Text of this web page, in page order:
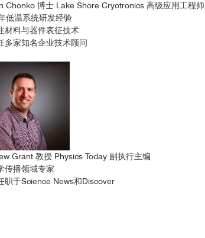
Chonko 博士 Lake Shore Cryotronics 高级应用工程师
低温系统研发经验
材料与器件表征技术
多家知名企业技术顾问
Grant 教授 Physics Today 副执行主编
传播领域专家
职于Science News和Discover